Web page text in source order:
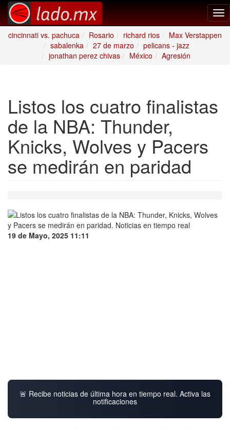
cincinnati vs. pachuca
Rosario richard rios
Max Verstappen
sabalenka
27 de marzo
pelicans - jazz
jonathan perez chivas
México Agresión
Listos los cuatro finalistas
de la NBA: Thunder,
Knicks, Wolves y Pacers
se medirán en paridad
19 de Mayo, 2025 11:11
🚨 Recibe noticias de última hora en tiempo real. Activa las
notificaciones